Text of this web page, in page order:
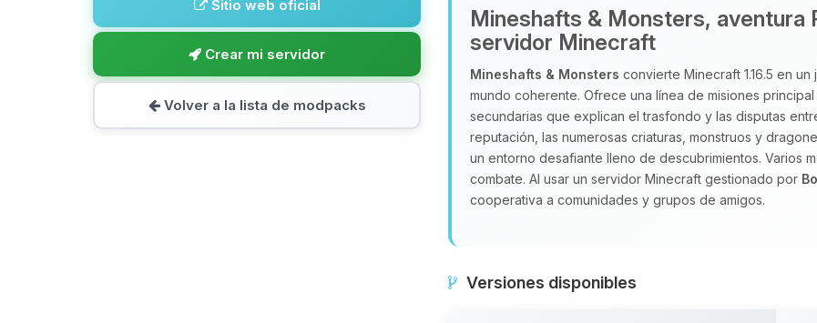
Sitio web oficial
Crear mi servidor
Volver a la lista de modpacks
Mineshafts & Monsters, aventura
servidor Minecraft
Mineshafts & Monsters convierte Minecraft 1.16.5 en
mundo coherente. Ofrece una línea de misiones
secundarias que explican el trasfondo y las disputas
reputación, las numerosas criaturas, monstruos y
un entorno desafiante lleno de descubrimientos. Varios
combate. Al usar un servidor Minecraft gestionado por
cooperativa a comunidades y grupos de amigos.
Versiones disponibles